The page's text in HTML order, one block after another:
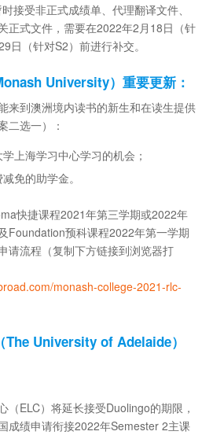
接受非正式成绩单、代理翻译文件、
正式文件，需要在2022年2月18日（针
日（针对S2）前进行补交。
University）重要更新：
来到澳洲境内读书的新生和在读生提供
二选一）：
上海学习中心学习的机会；
免的助学金。
快捷课程2021年第三学期或2022年
Foundation预科课程2022年第一学期
请流程（复制下方链接到浏览器打
monash-college-2021-rlc-
The University of Adelaide）
（ELC）将延长接受Duolingo的期限，
成绩申请衔接2022年Semester 2主课